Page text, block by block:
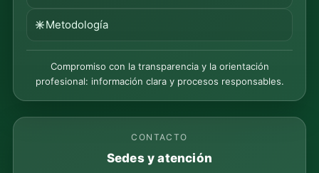
Metodología
Compromiso con la transparencia y la orientación
profesional: información clara y procesos responsables.
CONTACTO
Sedes y atención